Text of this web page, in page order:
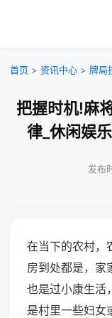
首页 > 资讯中心 > 牌局
把握时机!麻
律_休闲娱
发布
在当下的农村，
房到处都是，家
也是过小康生活
是村里一些妇女